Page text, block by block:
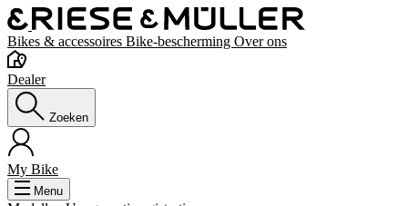
Bikes & accessoires Bike-bescherming Over ons
Dealer
Zoeken
My Bike
Menu